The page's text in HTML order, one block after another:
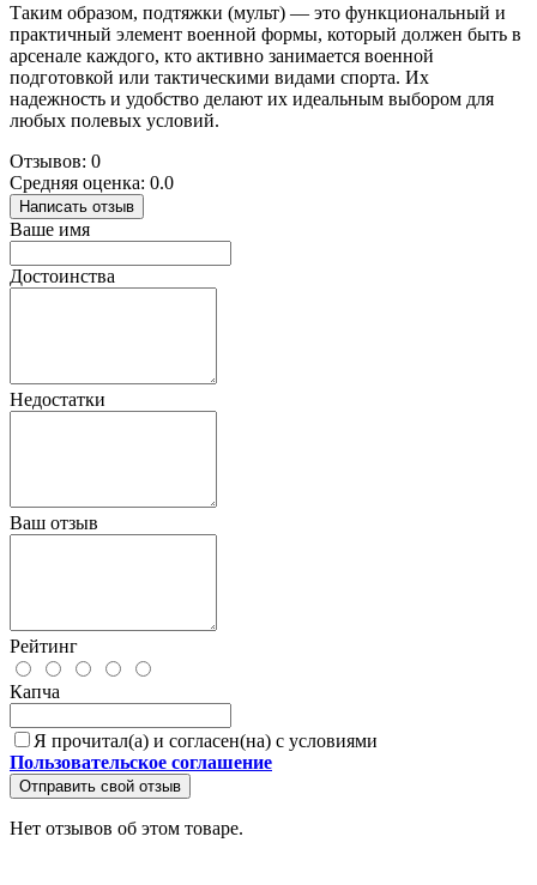
Таким образом, подтяжки (мульт) — это функциональный и
практичный элемент военной формы, который должен быть в
арсенале каждого, кто активно занимается военной
подготовкой или тактическими видами спорта. Их
надежность и удобство делают их идеальным выбором для
любых полевых условий.
Отзывов: 0
Средняя оценка: 0.0
Написать отзыв
Ваше имя
Достоинства
Недостатки
Ваш отзыв
Рейтинг
Капча
Я прочитал(а) и согласен(на) с условиями
Пользовательское соглашение
Отправить свой отзыв
Нет отзывов об этом товаре.